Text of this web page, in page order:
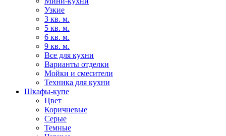
Узкие
3 кв. м.
5 кв. м.
6 кв. м.
9 кв. м.
Все для кухни
Варианты отделки
Мойки и смесители
Техника для кухни
Шкафы-купе
Цвет
Коричневые
Серые
Темные